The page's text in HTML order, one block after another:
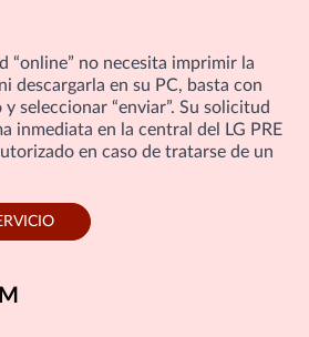
“online” no necesita imprimir la
descargarla en su PC, basta con
seleccionar “enviar”. Su solicitud
inmediata en la central del LG PRE
en caso de tratarse de un